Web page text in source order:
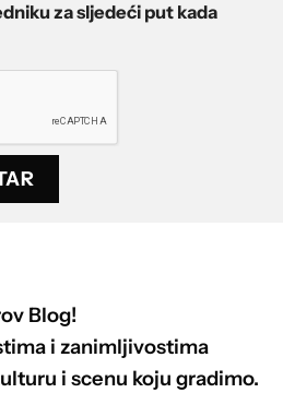
za sljedeći put kada
Blog!
i zanimljivostima
i scenu koju gradimo.